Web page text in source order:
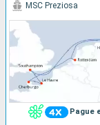
Pague
MSC Preziosa